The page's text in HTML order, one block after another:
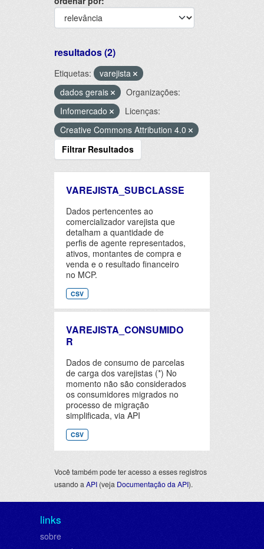
resultados (2)
Etiquetas:
varejista
dados gerais
Organizações:
Infomercado
Licenças:
Creative Commons Attribution 4.0
Filtrar Resultados
VAREJISTA_SUBCLASSE
Dados pertencentes ao
comercializador varejista que
detalham a quantidade de
perfis de agente representados,
ativos, montantes de compra e
venda e o resultado financeiro
no MCP.
CSV
VAREJISTA_CONSUMIDO
R
Dados de consumo de parcelas
de carga dos varejistas (*) No
momento não são considerados
os consumidores migrados no
processo de migração
simplificada, via API
CSV
Você também pode ter acesso a esses registros
usando a API (veja Documentação da API).
links
sobre